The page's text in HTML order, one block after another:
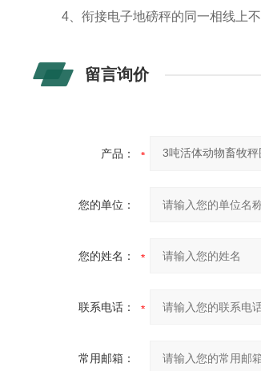
4、衔接电子地磅秤的同一相线上不
留言询价
产品：
您的单位：
您的姓名：
联系电话：
常用邮箱：